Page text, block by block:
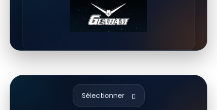
Sélectionner